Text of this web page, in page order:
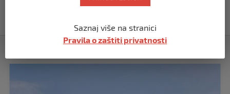
Saznaj više na stranici
Pravila o zaštiti privatnosti